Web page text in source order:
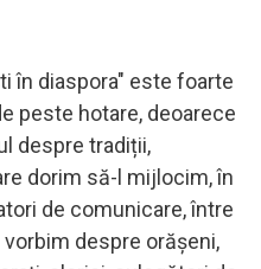
în diaspora" este foarte
peste hotare, deoarece
despre tradiții,
dorim să-l mijlocim, în
de comunicare, între
despre orășeni,